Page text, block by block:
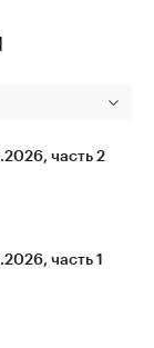
часть 2
часть 1